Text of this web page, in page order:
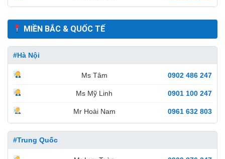
MIỀN BẮC & QUỐC TẾ
#Hà Nội
Ms Tâm 0902 486 247
Ms Mỹ Linh 0901 100 247
Mr Hoài Nam 0961 632 803
#Trung Quốc